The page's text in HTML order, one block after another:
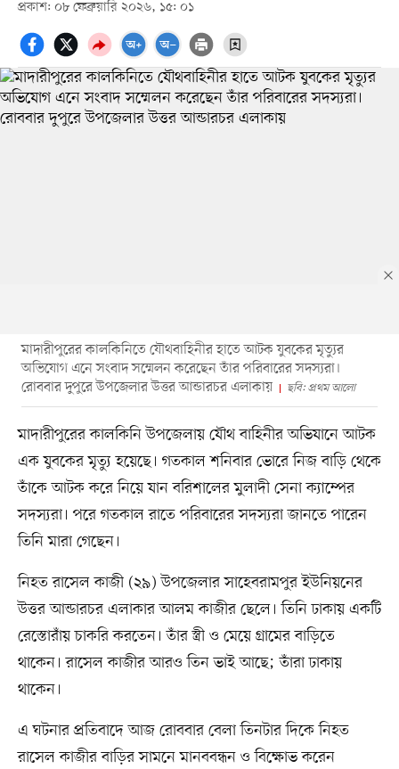
প্রকাশ: ০৮ ফেব্রুয়ারি ২০২৬, ১৫: ০১
মাদারীপুরের কালকিনিতে যৌথবাহিনীর হাতে আটক যুবকের মৃত্যুর
অভিযোগ এনে সংবাদ সম্মেলন করেছেন তাঁর পরিবারের সদস্যরা।
রোববার দুপুরে উপজেলার উত্তর আন্ডারচর এলাকায়
ছবি: প্রথম আলো
মাদারীপুরের কালকিনি উপজেলায় যৌথ বাহিনীর অভিযানে আটক
এক যুবকের মৃত্যু হয়েছে। গতকাল শনিবার ভোরে নিজ বাড়ি থেকে
তাঁকে আটক করে নিয়ে যান বরিশালের মুলাদী সেনা ক্যাম্পের
সদস্যরা। পরে গতকাল রাতে পরিবারের সদস্যরা জানতে পারেন
তিনি মারা গেছেন।
নিহত রাসেল কাজী (২৯) উপজেলার সাহেবরামপুর ইউনিয়নের
উত্তর আন্ডারচর এলাকার আলম কাজীর ছেলে। তিনি ঢাকায় একটি
রেস্তোরাঁয় চাকরি করতেন। তাঁর স্ত্রী ও মেয়ে গ্রামের বাড়িতে
থাকেন। রাসেল কাজীর আরও তিন ভাই আছে; তাঁরা ঢাকায়
থাকেন।
এ ঘটনার প্রতিবাদে আজ রোববার বেলা তিনটার দিকে নিহত
রাসেল কাজীর বাড়ির সামনে মানববন্ধন ও বিক্ষোভ করেন